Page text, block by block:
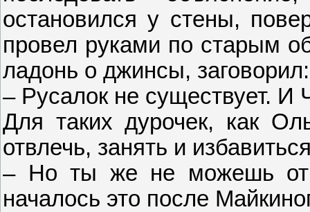
остановился у стены,
провел руками по старым
ладонь о джинсы, заговорил:
– Русалок не существует. И
Для таких дурочек, как
отвлечь, занять и
– Но ты же не можешь
началось это после